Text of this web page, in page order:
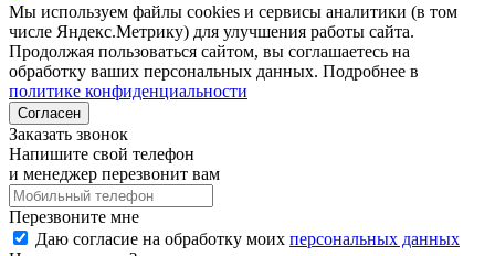
Мы используем файлы cookies и сервисы аналитики (в том
числе Яндекс.Метрику) для улучшения работы сайта.
Продолжая пользоваться сайтом, вы соглашаетесь на
обработку ваших персональных данных. Подробнее в
политике конфиденциальности
Согласен
Заказать звонок
Напишите свой телефон
и менеджер перезвонит вам
Перезвоните мне
Даю согласие на обработку моих персональных данных